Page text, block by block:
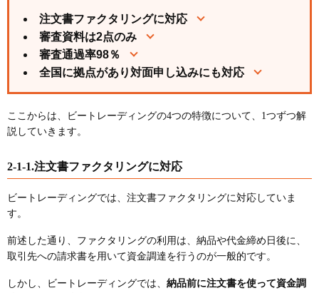
注文書ファクタリングに対応
審査資料は2点のみ
審査通過率98％
全国に拠点があり対面申し込みにも対応
ここからは、ビートレーディングの4つの特徴について、1つずつ解
説していきます。
2-1-1.注文書ファクタリングに対応
ビートレーディングでは、注文書ファクタリングに対応していま
す。
前述した通り、ファクタリングの利用は、納品や代金締め日後に、
取引先への請求書を用いて資金調達を行うのが一般的です。
しかし、ビートレーディングでは、 納品前に注文書を使って資金調